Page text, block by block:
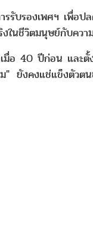
รับรองเพศฯ เพื่อ
ในชีวิตมนุษย์กับคว
มื่อ 40 ปีก่อน แล
" ยังคงแช่แข็งตัว